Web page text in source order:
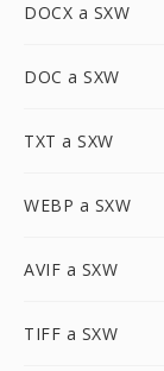
DOCX a SXW
DOC a SXW
TXT a SXW
WEBP a SXW
AVIF a SXW
TIFF a SXW